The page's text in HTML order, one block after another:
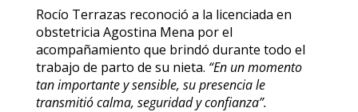
Rocío Terrazas reconoció a la licenciada en
obstetricia Agostina Mena por el
acompañamiento que brindó durante todo el
trabajo de parto de su nieta. “En un momento
tan importante y sensible, su presencia le
transmitió calma, seguridad y confianza”.